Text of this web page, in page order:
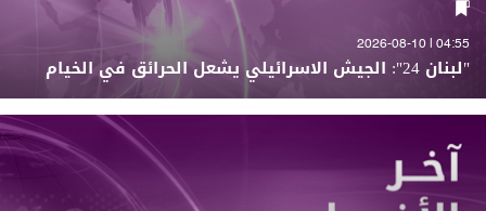
04:55 | 2026-08-10
"لبنان 24": الجيش الاسرائيلي يشعل الحرائق في الخيام